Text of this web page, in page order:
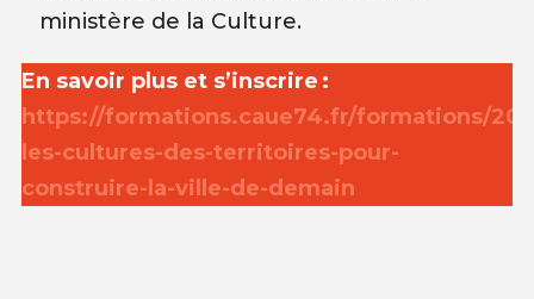
ministère de la Culture.
En savoir plus et s’inscrire :
https://formations.caue74.fr/formations/
les-cultures-des-territoires-pour-
construire-la-ville-de-demain